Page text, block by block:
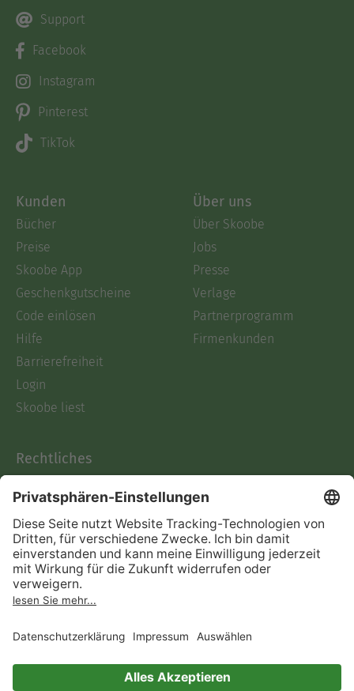
Support
Facebook
Instagram
Pinterest
TikTok
Kunden
Bücher
Preise
Skoobe App
Geschenkgutscheine
Code einlösen
Hilfe
Barrierefreiheit
Login
Skoobe liest
Über uns
Über Skoobe
Jobs
Presse
Verlage
Partnerprogramm
Firmenkunden
Rechtliches
AGB
Informationen nach Data
Act
Verträge hier kündigen
Impressum